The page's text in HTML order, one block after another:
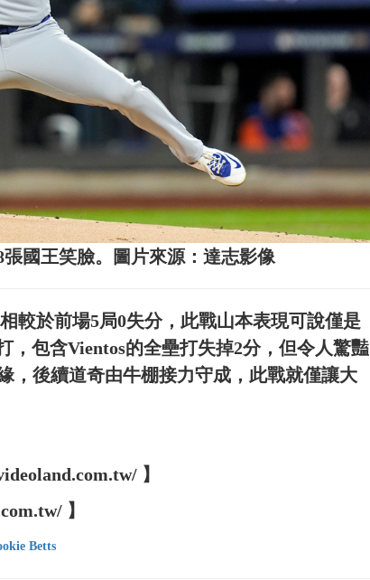
國王笑臉。圖片來源：達志影像
較於前場5局0失分，此戰山本表現可說僅是
，包含Vientos的全壘打失掉2分，但令人驚豔
，後續道奇由牛棚接力守成，此戰就僅讓大
】
】
Betts